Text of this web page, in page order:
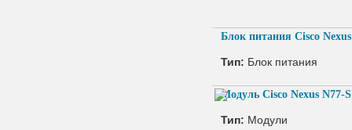
Блок питания Cisco
Тип: Блок питания
Модуль Cisco Nexus N77-
Тип: Модули